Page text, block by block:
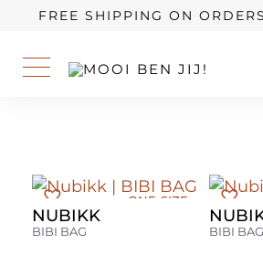
FREE SHIPPING ON
OUR STORY
NUBIKK
BIBI BAG
ONE-SIZE
BIBI BAG